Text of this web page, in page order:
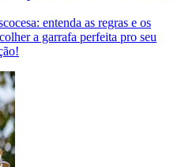
entenda as regras e os
a garrafa perfeita pro seu